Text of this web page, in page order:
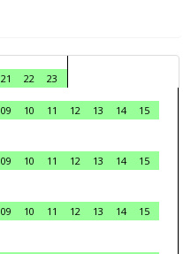
21 22
23
09 10 11 12 13 14
15
09 10 11 12 13 14
15
09 10 11 12 13 14
15